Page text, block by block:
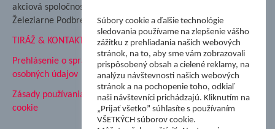
akciová spoločnosť
Železiarne Podbrezová
TIRÁŽ & KONTAKT
Prehlásenie o spracovaní
osobných údajov
Zásady používania súborov
cookie
ŽP Informatika s.r.o.
ŠK Železiarne Podbrezová
Tále a.s.
Súbory cookie a ďalšie technológie
sledovania používame na zlepšenie vášho
zážitku z prehliadania našich webových
stránok, na to, aby sme vám zobrazovali
prispôsobený obsah a cielené reklamy, na
analýzu návštevnosti našich webových
stránok a na pochopenie toho, odkiaľ
naši návštevníci prichádzajú. Kliknutím na
„Prijať všetko” súhlasíte s používaním
VŠETKÝCH súborov cookie.